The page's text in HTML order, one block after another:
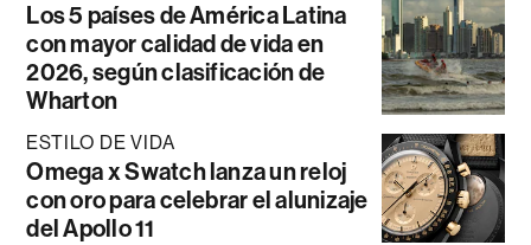
Los 5 países de América Latina
con mayor calidad de vida en
2026, según clasificación de
Wharton
ESTILO DE VIDA
Omega x Swatch lanza un reloj
con oro para celebrar el alunizaje
del Apollo 11